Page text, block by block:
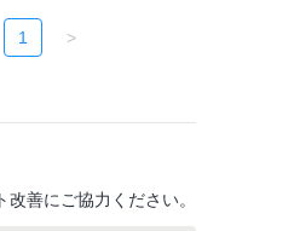
1 >
善にご協力ください。